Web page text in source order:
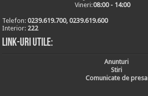
Vineri:08:00 - 14:00
Telefon:0239.619.700, 0239.619.600
Interior: 222
Link-uri utile:
Anunturi
Stiri
Comunicate de presa